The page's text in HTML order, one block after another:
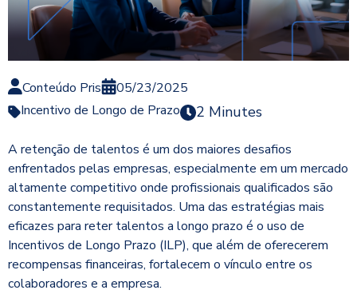
Conteúdo Pris
05/23/2025
Incentivo de Longo de Prazo
2 Minutes
A retenção de talentos é um dos maiores desafios
enfrentados pelas empresas, especialmente em um mercado
altamente competitivo onde profissionais qualificados são
constantemente requisitados. Uma das estratégias mais
eficazes para reter talentos a longo prazo é o uso de
Incentivos de Longo Prazo (ILP), que além de oferecerem
recompensas financeiras, fortalecem o vínculo entre os
colaboradores e a empresa.